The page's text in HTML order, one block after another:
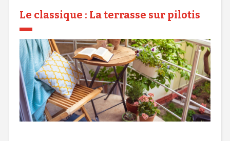
Le classique : La terrasse sur pilotis